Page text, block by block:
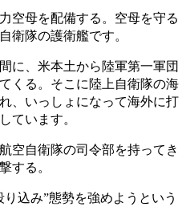
空母を配備する。空母を守る
衛隊の護衛艦です。
に、米本土から陸軍第一軍団
くる。そこに陸上自衛隊の海
、いっしょになって海外に打
ています。
空自衛隊の司令部を持ってき
する。
込み”態勢を強めようという